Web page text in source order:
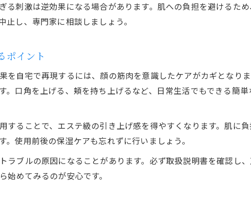
る刺激は逆効果になる場合があります。肌への負担を避けるた
し、専門家に相談しましょう。
ポイント
を自宅で再現するには、顔の筋肉を意識したケアがカギとなり
。口角を上げる、頬を持ち上げるなど、日常生活でもできる簡
することで、エステ級の引き上げ感を得やすくなります。肌に
使用前後の保湿ケアも忘れずに行いましょう。
ラブルの原因になることがあります。必ず取扱説明書を確認し
めてみるのが安心です。